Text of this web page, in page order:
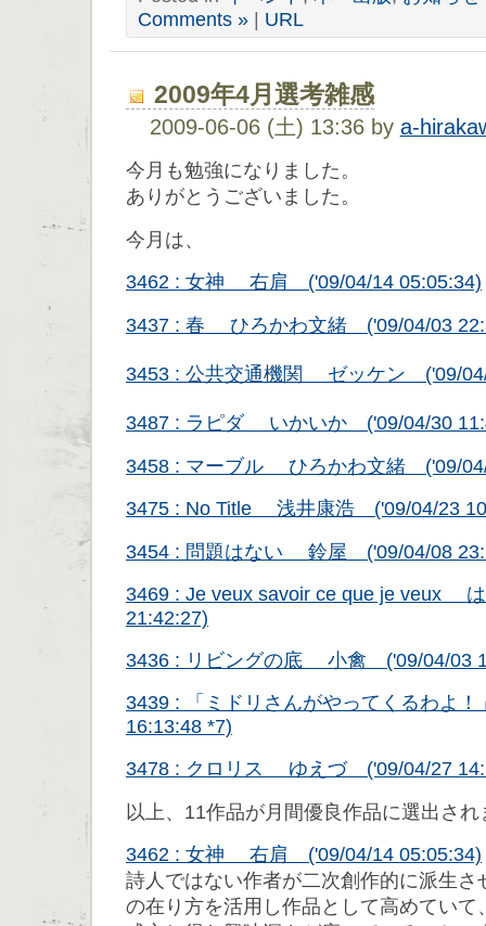
Comments » | URL
2009年4月選考雑感
2009-06-06 (土) 13:36 by a-
今月も勉強になりました。
ありがとうございました。
今月は、
3462 : 女神 右肩 ('09/04/14 05:05:34)
3437 : 春 ひろかわ文緒 ('09/04/03
3453 : 公共交通機関 ゼッケン ('09/
3487 : ラピダ いかいか ('09/04/30
3458 : マーブル ひろかわ文緒 ('09/
3475 : No Title 浅井康浩 ('09/04/23
3454 : 問題はない 鈴屋 ('09/04/08
3469 : Je veux savoir ce que je veux
21:42:27)
3436 : リビングの底 小禽 ('09/04/03
3439 : 「ミドリさんがやってくるわ
16:13:48 *7)
3478 : クロリス ゆえづ ('09/04/27
以上、11作品が月間優良作品に選出され
3462 : 女神 右肩 ('09/04/14 05:05:34)
詩人ではない作者が二次創作的に派生さ
の在り方を活用し作品として高めていて